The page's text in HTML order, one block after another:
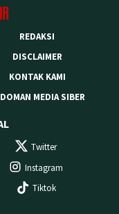
REDAKSI
DISCLAIMER
KONTAK KAMI
MEDIA SIBER
Twitter
Instagram
Tiktok